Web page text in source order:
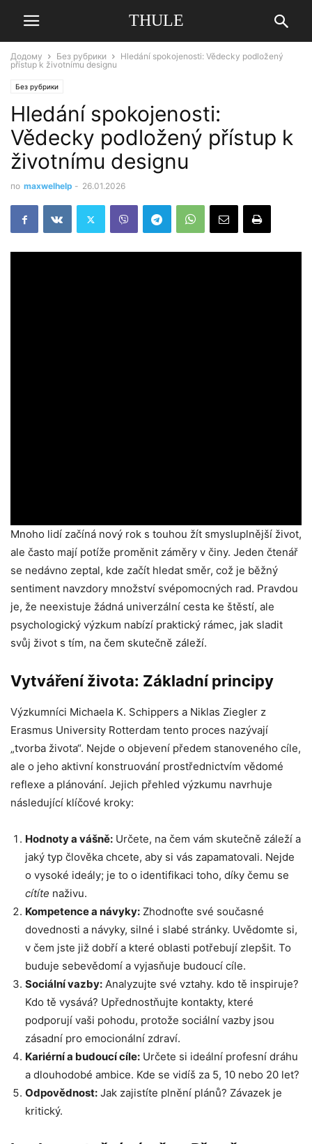
THULE
Додому Без рубрики
Hledání spokojenosti: Vědecky podložený
přístup k životnímu designu
Без рубрики
Hledání spokojenosti:
Vědecky podložený přístup k
životnímu designu
по maxwelhelp - 26.01.2026
Mnoho lidí začíná nový rok s touhou žít smysluplnější život,
ale často mají potíže proměnit záměry v činy. Jeden čtenář
se nedávno zeptal, kde začít hledat směr, což je běžný
sentiment navzdory množství svépomocných rad. Pravdou
je, že neexistuje žádná univerzální cesta ke štěstí, ale
psychologický výzkum nabízí praktický rámec, jak sladit
svůj život s tím, na čem skutečně záleží.
Vytváření života: Základní principy
Výzkumníci Michaela K. Schippers a Niklas Ziegler z
Erasmus University Rotterdam tento proces nazývají
„tvorba života“. Nejde o objevení předem stanoveného cíle,
ale o jeho aktivní konstruování prostřednictvím vědomé
reflexe a plánování. Jejich přehled výzkumu navrhuje
následující klíčové kroky:
Hodnoty a vášně: Určete, na čem vám skutečně záleží a
jaký typ člověka chcete, aby si vás zapamatovali. Nejde
o vysoké ideály; je to o identifikaci toho, díky čemu se
cítíte naživu.
Kompetence a návyky: Zhodnoťte své současné
dovednosti a návyky, silné i slabé stránky. Uvědomte si,
v čem jste již dobří a které oblasti potřebují zlepšit. To
buduje sebevědomí a vyjasňuje budoucí cíle.
Sociální vazby: Analyzujte své vztahy. kdo tě inspiruje?
Kdo tě vysává? Upřednostňujte kontakty, které
podporují vaši pohodu, protože sociální vazby jsou
zásadní pro emocionální zdraví.
Kariérní a budoucí cíle: Určete si ideální profesní dráhu
a dlouhodobé ambice. Kde se vidíš za 5, 10 nebo 20 let?
Odpovědnost: Jak zajistíte plnění plánů? Závazek je
kritický.